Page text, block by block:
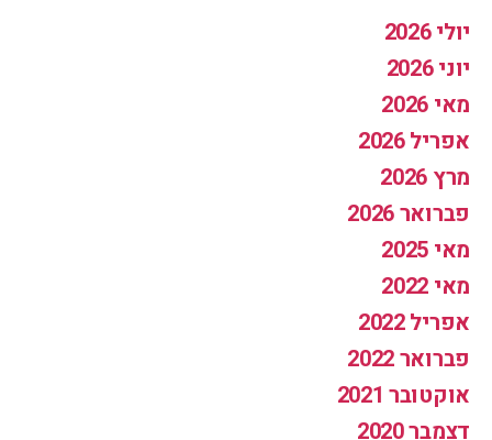
יולי 2026
יוני 2026
מאי 2026
אפריל 2026
מרץ 2026
פברואר 2026
מאי 2025
מאי 2022
אפריל 2022
פברואר 2022
אוקטובר 2021
דצמבר 2020